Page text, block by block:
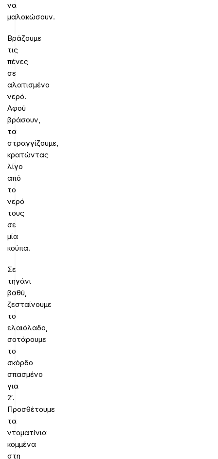
να
μαλακώσουν.
Βράζουμε
τις
πένες
σε
αλατισμένο
νερό.
Αφού
βράσουν,
τα
στραγγίζουμε,
κρατώντας
λίγο
από
το
νερό
τους
σε
μία
κούπα.
Σε
τηγάνι
βαθύ,
ζεσταίνουμε
το
ελαιόλαδο,
σοτάρουμε
το
σκόρδο
σπασμένο
για
2′.
Προσθέτουμε
τα
ντοματίνια
κομμένα
στη